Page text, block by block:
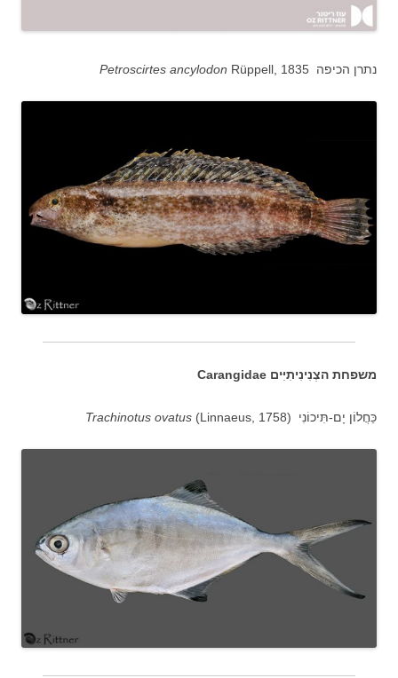
נתרן הכיפה Rüppell, 1835
משפחת הצְנִינִיתִיִּים Carangidae
כַּחֲלוֹן יָם-תִּיכוֹנִי ( Trachinotus ovatus (Linnaeus, 1758